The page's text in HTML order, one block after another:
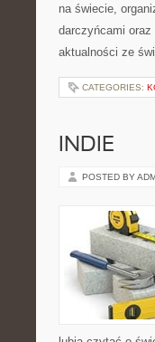
na świecie,
darczyńcami oraz
aktualności ze
CATEGORIES:
INDIE
POSTED BY